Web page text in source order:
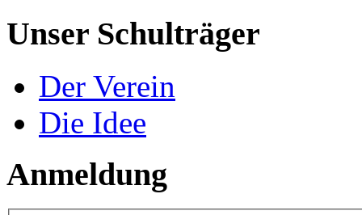
Unser Schulträger
Der Verein
Die Idee
Anmeldung